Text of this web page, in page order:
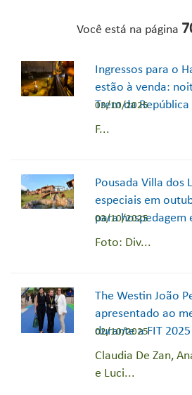
Você está na página
Ingressos para o
estão à venda:
Trem da República
03/10/2025
F...
Pousada Villa dos
especiais em
para hospedagem
03/10/2025
Foto: Div...
The Westin João
apresentado ao
durante a FIT 2025
02/10/2025
Claudia De Zan,
e Luci...